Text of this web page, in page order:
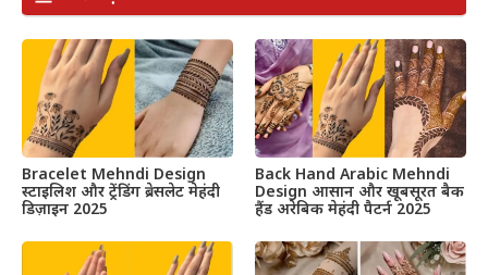
Bracelet Mehndi Design
स्टाइलिश और ट्रेंडिंग ब्रेसलेट मेहंदी
डिज़ाइन 2025
Back Hand Arabic Mehndi
Design आसान और खूबसूरत बैक
हैंड अरेबिक मेहंदी पैटर्न 2025